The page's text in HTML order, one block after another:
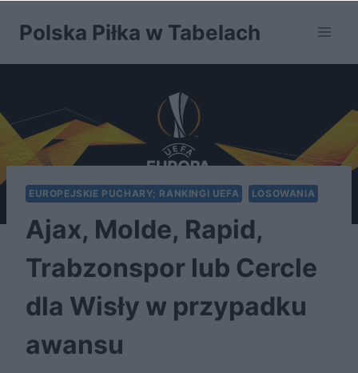
Polska Piłka w Tabelach
EUROPEJSKIE PUCHARY; RANKINGI UEFA LOSOWANIA
Ajax, Molde, Rapid,
Trabzonspor lub Cercle
dla Wisły w przypadku
awansu